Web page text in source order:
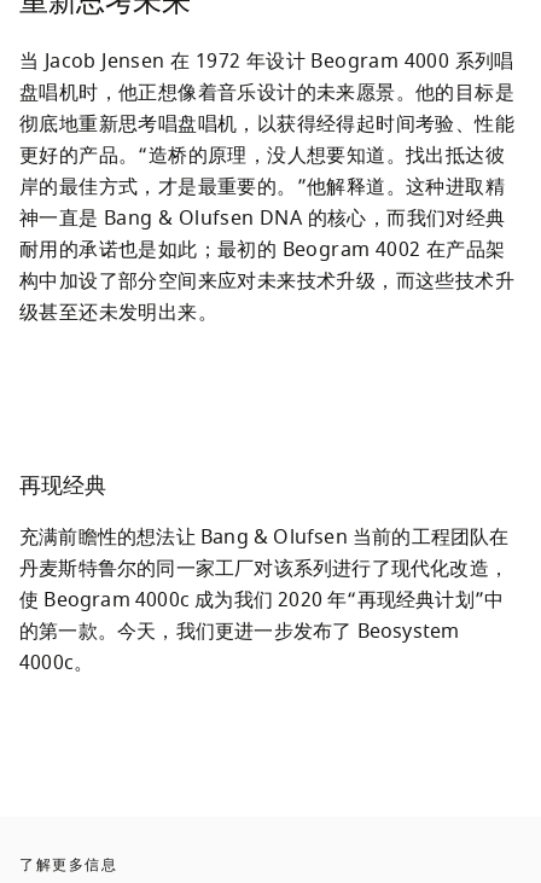
当 Jacob Jensen 在 1972 年设计 Beogram 4000 系列唱
盘唱机时，他正想像着音乐设计的未来愿景。他的目标是
彻底地重新思考唱盘唱机，以获得经得起时间考验、性能
更好的产品。“造桥的原理，没人想要知道。找出抵达彼
岸的最佳方式，才是最重要的。”他解释道。这种进取精
神一直是 Bang & Olufsen DNA 的核心，而我们对经典
耐用的承诺也是如此；最初的 Beogram 4002 在产品架
构中加设了部分空间来应对未来技术升级，而这些技术升
级甚至还未发明出来。
再现经典
充满前瞻性的想法让 Bang & Olufsen 当前的工程团队在
丹麦斯特鲁尔的同一家工厂对该系列进行了现代化改造，
使 Beogram 4000c 成为我们 2020 年“再现经典计划”中
的第一款。今天，我们更进一步发布了 Beosystem
4000c。
了解更多信息